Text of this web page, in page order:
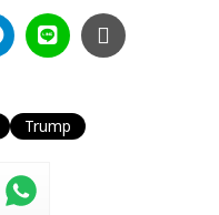
Trump